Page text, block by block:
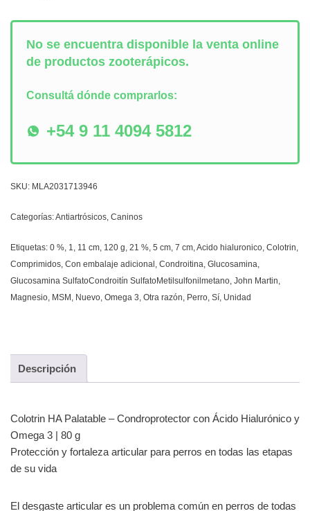
No se encuentra disponible la venta online
de productos zooterápicos.
Consultá dónde comprarlos:
+54 9 11 4094 5812
SKU: MLA2031713946
Categorías:Antiartrósicos, Caninos
Etiquetas: 0 %, 1, 11 cm, 120 g, 21 %, 5 cm, 7 cm,Acido hialuronico, Colotrin,
Comprimidos, Con embalaje adicional , Condroitina, Glucosamina,
Glucosamina SulfatoCondroitín SulfatoMetilsulfonilmetano, John Martin,
Magnesio, MSM , Nuevo, Omega 3, Otra razón, Perro, Sí, Unidad
Descripción
Colotrin HA Palatable – Condroprotector con Ácido Hialurónico y
Omega 3 | 80 g
Protección y fortaleza articular para perros en todas las etapas
de su vida
El desgaste articular es un problema común en perros de todas